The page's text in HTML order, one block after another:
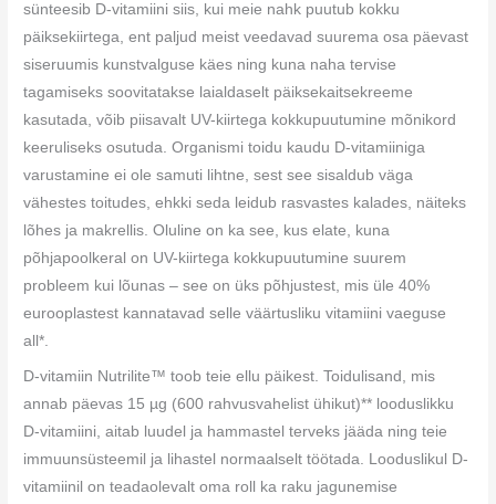
sünteesib D-vitamiini siis, kui meie nahk puutub kokku
päiksekiirtega, ent paljud meist veedavad suurema osa päevast
siseruumis kunstvalguse käes ning kuna naha tervise
tagamiseks soovitatakse laialdaselt päiksekaitsekreeme
kasutada, võib piisavalt UV-kiirtega kokkupuutumine mõnikord
keeruliseks osutuda. Organismi toidu kaudu D-vitamiiniga
varustamine ei ole samuti lihtne, sest see sisaldub väga
vähestes toitudes, ehkki seda leidub rasvastes kalades, näiteks
lõhes ja makrellis. Oluline on ka see, kus elate, kuna
põhjapoolkeral on UV-kiirtega kokkupuutumine suurem
probleem kui lõunas – see on üks põhjustest, mis üle 40%
eurooplastest kannatavad selle väärtusliku vitamiini vaeguse
all*.
D-vitamiin Nutrilite™ toob teie ellu päikest. Toidulisand, mis
annab päevas 15 µg (600 rahvusvahelist ühikut)** looduslikku
D-vitamiini, aitab luudel ja hammastel terveks jääda ning teie
immuunsüsteemil ja lihastel normaalselt töötada. Looduslikul D-
vitamiinil on teadaolevalt oma roll ka raku jagunemise